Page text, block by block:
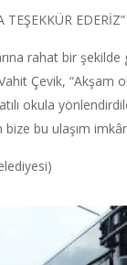
TEŞEKKÜR EDERİZ”
rahat bir
Çevik, “Akşam
okula
bu ulaşım